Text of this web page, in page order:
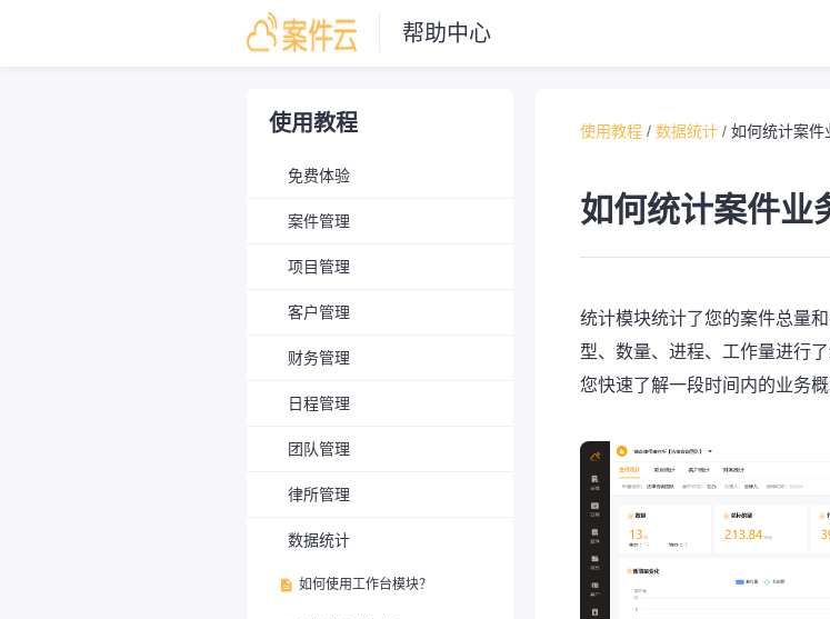
帮助中心
使用教程
免费体验
案件管理
项目管理
客户管理
财务管理
日程管理
团队管理
律所管理
数据统计
 如何使用工作台模块？
使用教程 / 数据统计 / 如何统计案件
如何统计案件业
统计模块统计了您的案件总量
型、数量、进程、工作量进行
您快速了解一段时间内的业务